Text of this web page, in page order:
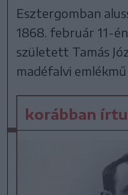
Esztergomban
1868. február 11-
született Tamás
madéfalvi
korábban